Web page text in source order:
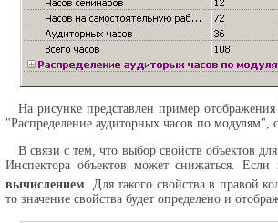
На рисунке представлен пример
"Распределение аудиторных часов по
В связи с тем, что выбор свойств объектов
Инспектора объектов может снижаться. Если
вычислением. Для такого свойства в правой
то значение свойства будет определено и